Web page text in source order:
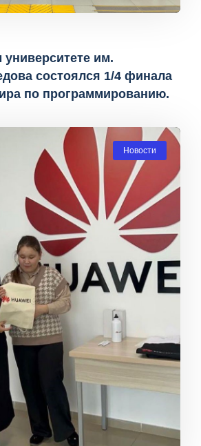
им.
состоялся 1/4 финала
по программированию.
Новости